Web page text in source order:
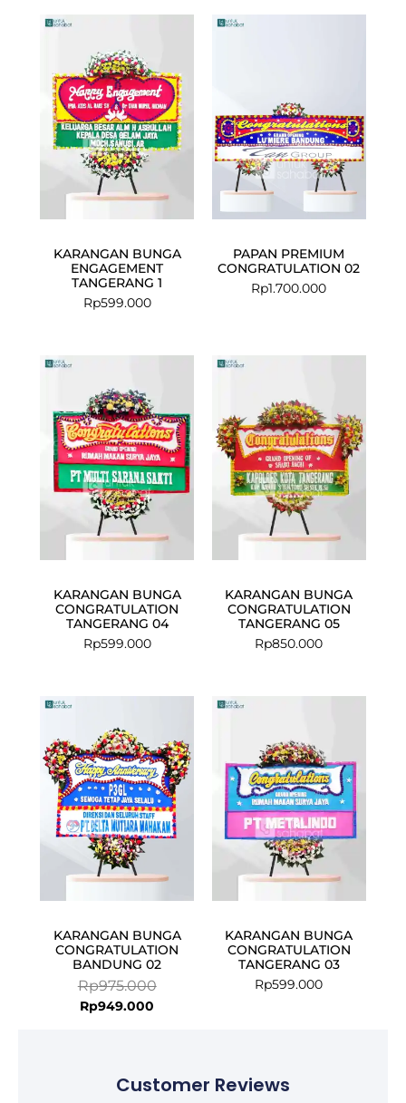
KARANGAN BUNGA
ENGAGEMENT
TANGERANG 1
Rp599.000
PAPAN PREMIUM
CONGRATULATION 02
Rp1.700.000
KARANGAN BUNGA
CONGRATULATION
TANGERANG 04
Rp599.000
KARANGAN BUNGA
CONGRATULATION
TANGERANG 05
Rp850.000
KARANGAN BUNGA
CONGRATULATION
BANDUNG 02
Rp975.000
was:
Rp975.000.
Rp949.000
is:
Rp949.000.
KARANGAN BUNGA
CONGRATULATION
TANGERANG 03
Rp599.000
Customer Reviews